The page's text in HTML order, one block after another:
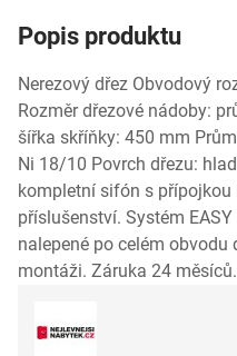
Popis produktu
Nerezový dřez Obvodový
Rozměr dřezové nádoby:
šířka skříňky: 450 mm
Ni 18/10 Povrch dřezu:
kompletní sifón s
příslušenství. Systém
nalepené po celém obvodu
montáži. Záruka 24 měsíců.